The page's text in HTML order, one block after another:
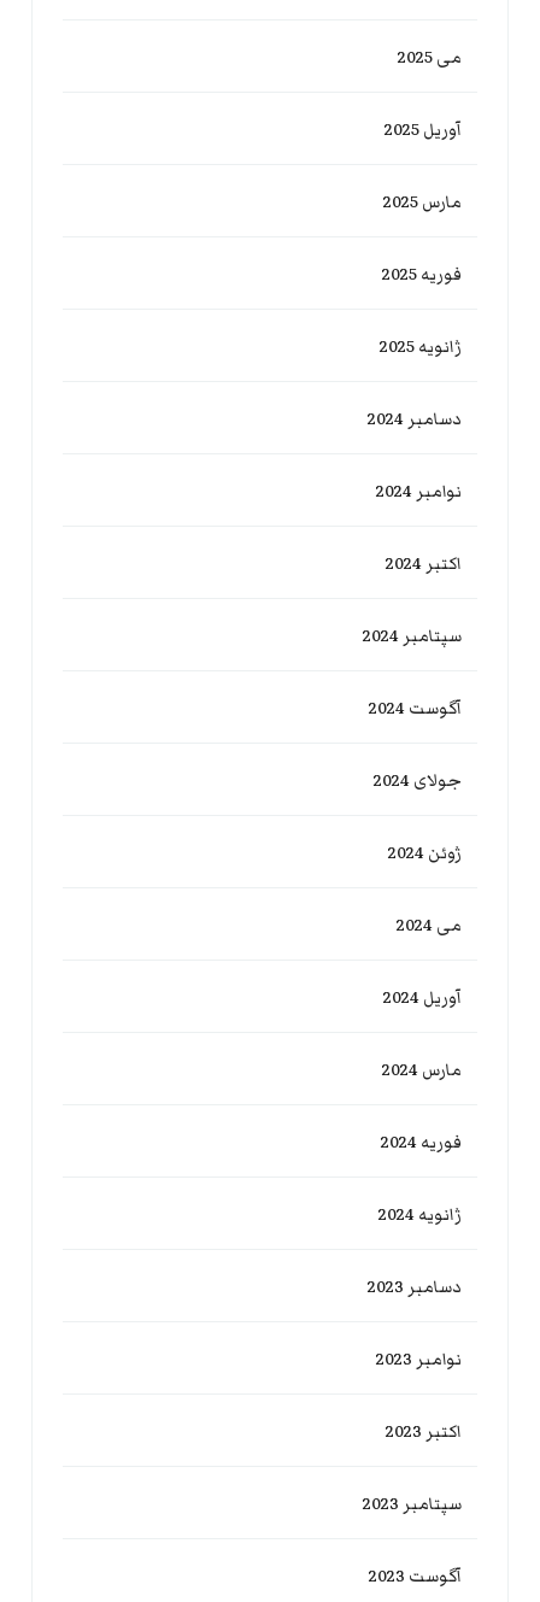
می 2025
آوریل 2025
مارس 2025
فوریه 2025
ژانویه 2025
دسامبر 2024
نوامبر 2024
اکتبر 2024
سپتامبر 2024
آگوست 2024
جولای 2024
ژوئن 2024
می 2024
آوریل 2024
مارس 2024
فوریه 2024
ژانویه 2024
دسامبر 2023
نوامبر 2023
اکتبر 2023
سپتامبر 2023
آگوست 2023